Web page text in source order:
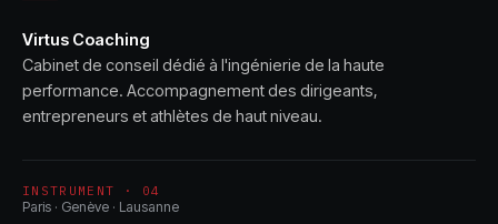
Virtus Coaching
Cabinet de conseil dédié à l'ingénierie de la haute
performance. Accompagnement des dirigeants,
entrepreneurs et athlètes de haut niveau.
INSTRUMENT · 04
Paris · Genève · Lausanne